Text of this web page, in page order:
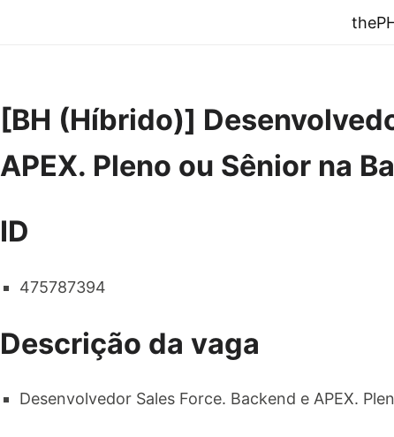
[BH (Híbrido)]
APEX. Pleno ou Sênior na
ID
475787394
Descrição da vaga
Desenvolvedor Sales Force. Backend e APEX.